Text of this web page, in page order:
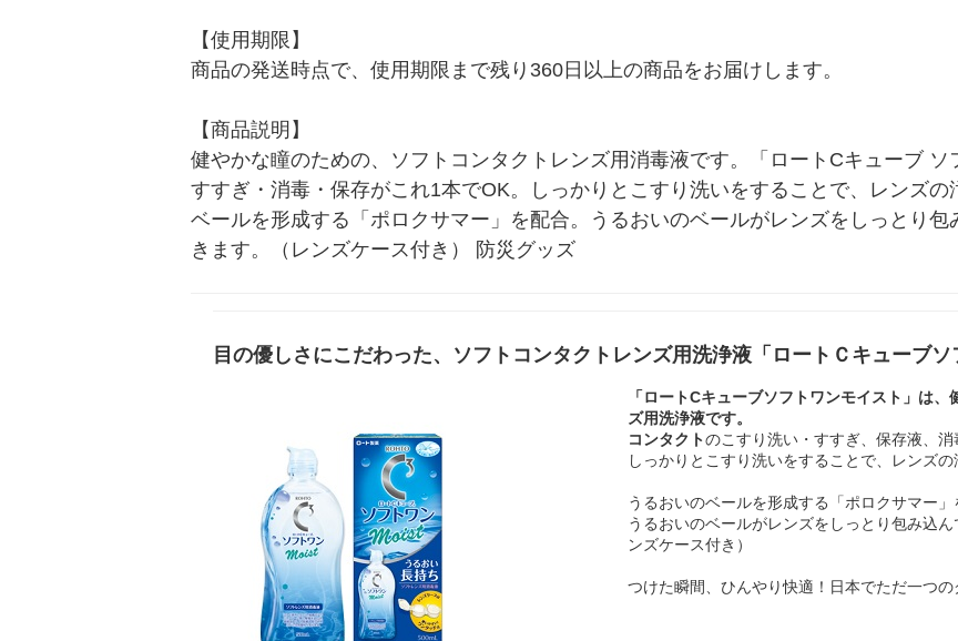
【使用期限】
商品の発送時点で、使用期限まで残り360日以上の商品をお届けします。
【商品説明】
健やかな瞳のための、ソフトコンタクトレンズ用消毒液です。「ロートCキューブ ソ
すすぎ・消毒・保存がこれ1本でOK。しっかりとこすり洗いをすることで、レンズ
ベールを形成する「ポロクサマー」を配合。うるおいのベールがレンズをしっとり
きます。（レンズケース付き） 防災グッズ
目の優しさにこだわった、ソフトコンタクトレンズ用洗浄液「ロートＣキューブソ
「ロートCキューブソフトワンモイスト 」は、
ズ用洗浄液です。
コンタクトのこすり洗い・すすぎ、保存液、消
しっかりとこすり洗いをすることで、レンズの
うるおいのベールを形成する「ポロクサマー」
うるおいのベールがレンズをしっとり包み込
ンズケース付き）
つけた瞬間、ひんやり快適！日本でただ一つの